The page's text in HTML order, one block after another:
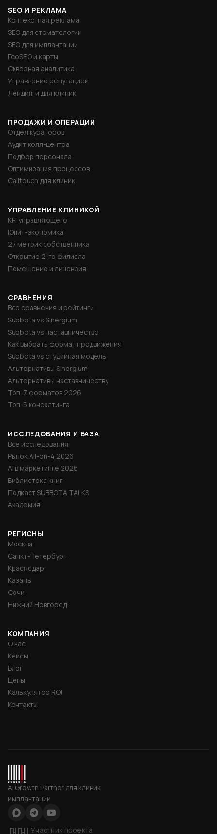
AI Growth Partner для клиник
имплантации
Max TelegramYouTube
Участник проекта
SEO И РЕКЛАМА
Контекстная реклама
SEO для стоматологии
SEO для имплантации
ГеоSEO и карты
Сквозная аналитика
Управление репутацией
Лендинги для клиник
ПРОДАЖИ И ОПЕРАЦИИ
Отдел кураторов
Аудит колл-центра
Подбор персонала
Оптимизация процессов
Calltouch для клиник
УПРАВЛЕНИЕ КЛИНИКОЙ
KPI управляющего
Юнит-экономика
27 метрик собственника
Открытие 2-го филиала
Помещение и лицензия
СРАВНЕНИЯ
Все сравнения и рейтинги
Subbota vs Sinergium
Subbota vs наставничество
Как выбрать формат продвижения
Subbota vs студийная модель
Альтернативы Sinergium
Альтернативы наставничеству
Топ-7 форматов 2026
Топ-5 консалтинга
ИССЛЕДОВАНИЯ И БАЗА
Все исследования
Рынок All-on-4 2026
AI в маркетинге 2026
Библиотека книг
Подкаст SUBBOTA TALKS
Академия
РЕГИОНЫ
Москва
Санкт-Петербург
Краснодар
Казань
Сочи
Нижний Новгород
КОМПАНИЯ
О нас
Кейсы
Блог
Цены
Калькулятор ROI
Контакты